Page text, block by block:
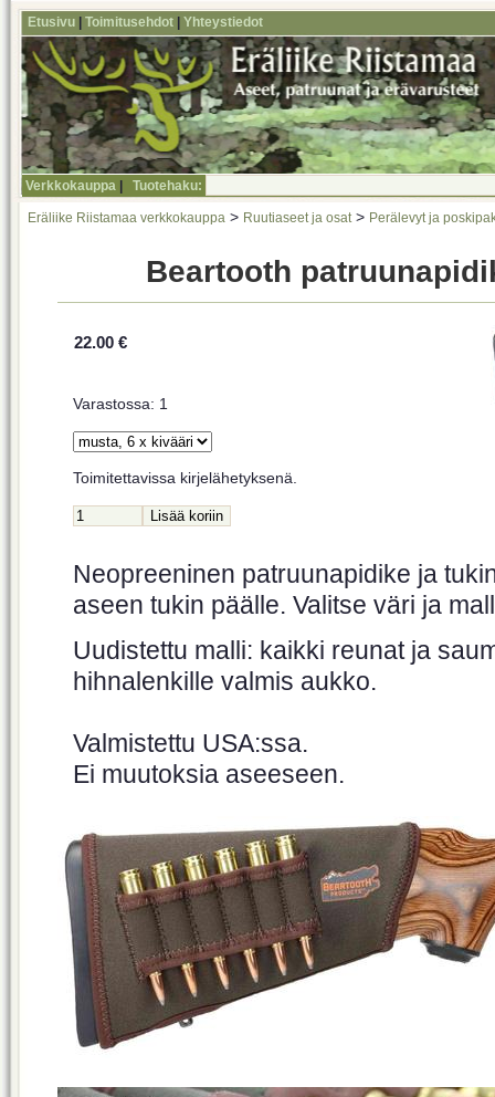
Etusivu Toimitusehdot Yhteystiedot
Verkkokauppa Tuotehaku:
Eräliike Riistamaa verkkokauppa > Ruutiaseet ja osat > Perälevyt ja
Beartooth
22.00 €
Varastossa: 1
Toimitettavissa kirjelähetyksenä.
Neopreeninen patruunapidike ja
aseen tukin päälle. Valitse väri ja
Uudistettu malli: kaikki reunat ja
hihnalenkille valmis aukko.
Valmistettu USA:ssa.
Ei muutoksia aseeseen.